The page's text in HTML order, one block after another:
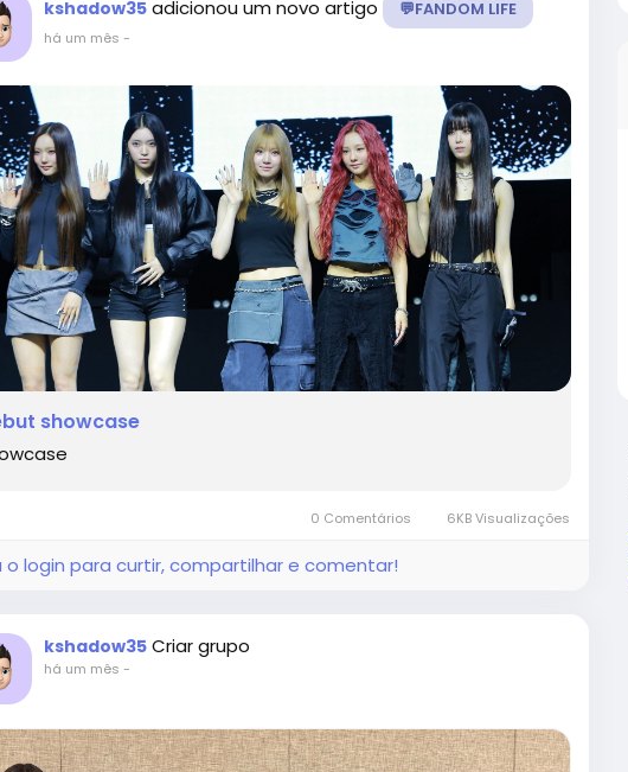
kshadow35 adicionou um novo artigo 💬FANDOM LIFE
há um mês -
showcase
0 Comentários 6KB Visualizações
o login para curtir, compartilhar e comentar!
kshadow35 Criar grupo
há um mês -